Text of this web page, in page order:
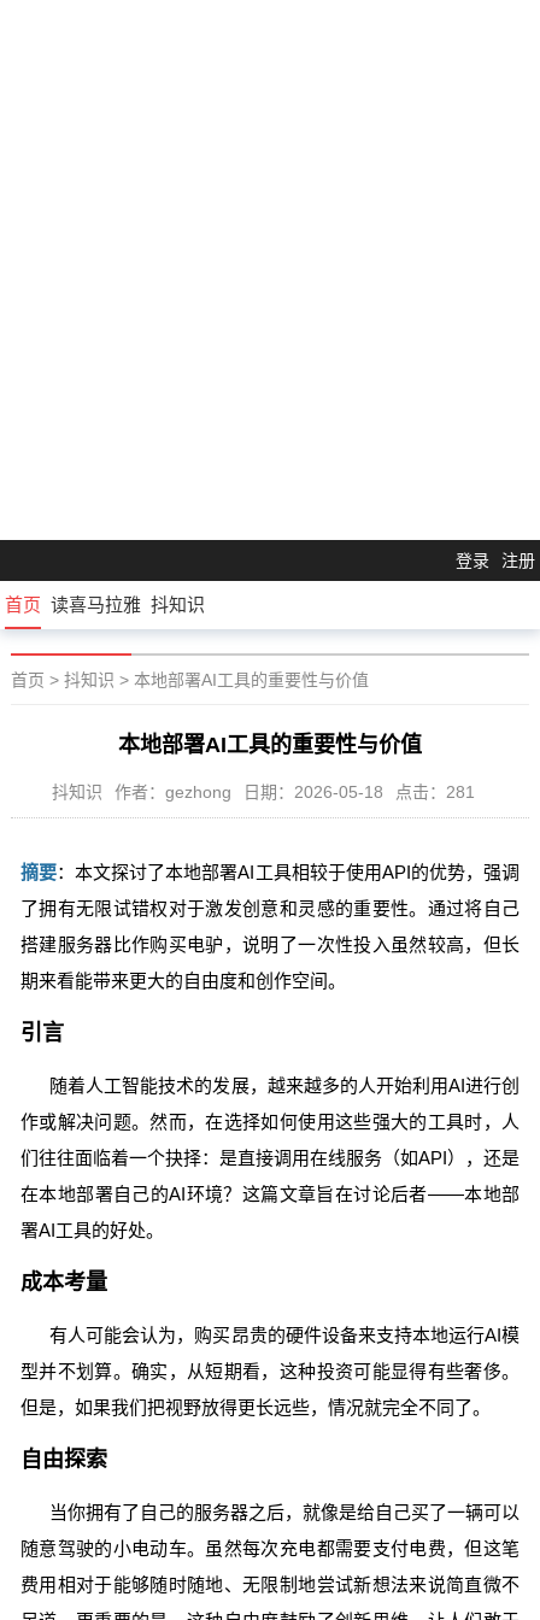
登录 注册
首页 读喜马拉雅 抖知识
首页 > 抖知识 > 本地部署AI工具的重要性与价值
本地部署AI工具的重要性与价值
抖知识 作者：gezhong 日期：2026-05-18 点击：281
摘要：本文探讨了本地部署AI工具相较于使用API的优势，强调
了拥有无限试错权对于激发创意和灵感的重要性。通过将自己
搭建服务器比作购买电驴，说明了一次性投入虽然较高，但长
期来看能带来更大的自由度和创作空间。
引言
随着人工智能技术的发展，越来越多的人开始利用AI进行创
作或解决问题。然而，在选择如何使用这些强大的工具时，人
们往往面临着一个抉择：是直接调用在线服务（如API），还是
在本地部署自己的AI环境？这篇文章旨在讨论后者——本地部
署AI工具的好处。
成本考量
有人可能会认为，购买昂贵的硬件设备来支持本地运行AI模
型并不划算。确实，从短期看，这种投资可能显得有些奢侈。
但是，如果我们把视野放得更长远些，情况就完全不同了。
自由探索
当你拥有了自己的服务器之后，就像是给自己买了一辆可以
随意驾驶的小电动车。虽然每次充电都需要支付电费，但这笔
费用相对于能够随时随地、无限制地尝试新想法来说简直微不